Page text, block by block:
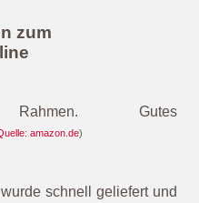
zum
Gutes
amazon.de)
schnell geliefert und